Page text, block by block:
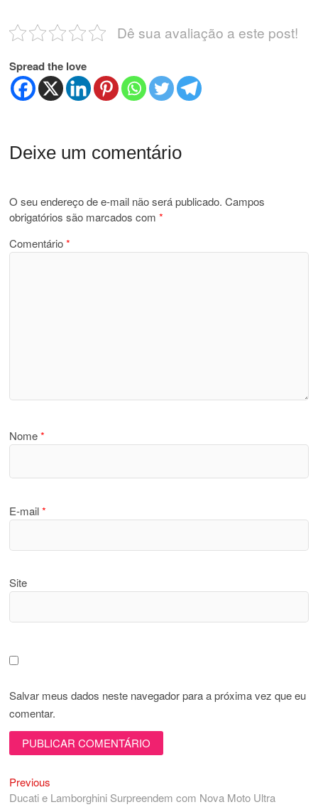
Dê sua avaliação a este post!
Spread the love
Deixe um comentário
O seu endereço de e-mail não será publicado. Campos
obrigatórios são marcados com*
Comentário*
Nome*
E-mail*
Site
Salvar meus dados neste navegador para a próxima vez que eu
comentar.
Navegação
Previous
post:
Ducati e Lamborghini Surpreendem com Nova Moto Ultra